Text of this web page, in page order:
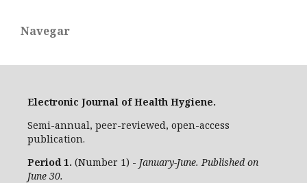
Navegar
Electronic Journal of Health Hygiene.
Semi-annual, peer-reviewed, open-access
publication.
Period 1. (Number 1) - January-June. Published on
June 30.